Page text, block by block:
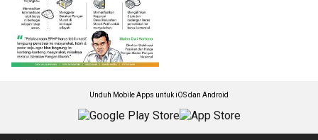
Unduh Mobile Apps untuk iOS dan Android